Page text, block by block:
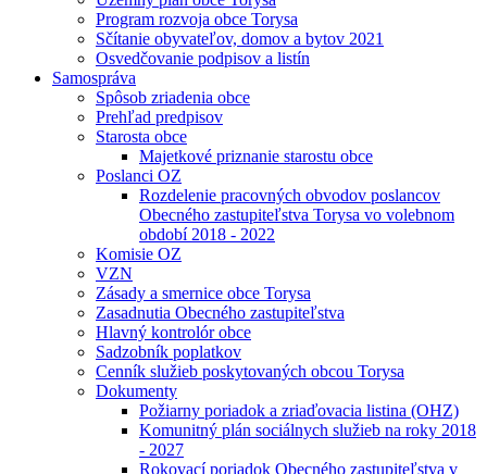
Program rozvoja obce Torysa
Sčítanie obyvateľov, domov a bytov 2021
Osvedčovanie podpisov a listín
Samospráva
Spôsob zriadenia obce
Prehľad predpisov
Starosta obce
Majetkové priznanie starostu obce
Poslanci OZ
Rozdelenie pracovných obvodov poslancov
Obecného zastupiteľstva Torysa vo volebnom
období 2018 - 2022
Komisie OZ
VZN
Zásady a smernice obce Torysa
Zasadnutia Obecného zastupiteľstva
Hlavný kontrolór obce
Sadzobník poplatkov
Cenník služieb poskytovaných obcou Torysa
Dokumenty
Požiarny poriadok a zriaďovacia listina (OHZ)
Komunitný plán sociálnych služieb na roky 2018
- 2027
Rokovací poriadok Obecného zastupiteľstva v